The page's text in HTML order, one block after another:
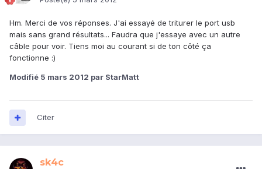
Hm. Merci de vos réponses. J'ai essayé de triturer le port usb
mais sans grand résultats... Faudra que j'essaye avec un autre
câble pour voir. Tiens moi au courant si de ton côté ça
fonctionne :)
Modifié 5 mars 2012 par StarMatt
Citer
sk4c